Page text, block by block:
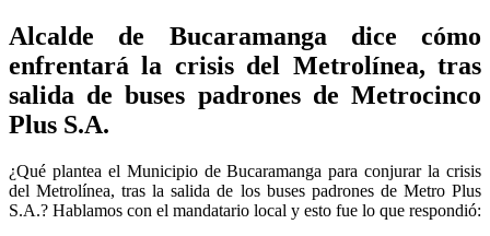
Alcalde de Bucaramanga dice cómo
enfrentará la crisis del Metrolínea, tras
salida de buses padrones de Metrocinco
Plus S.A.
¿Qué plantea el Municipio de Bucaramanga para conjurar la crisis
del Metrolínea, tras la salida de los buses padrones de Metro Plus
S.A.? Hablamos con el mandatario local y esto fue lo que respondió: